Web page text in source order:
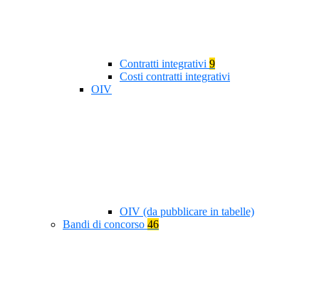
Contratti integrativi 9
Costi contratti integrativi
OIV
OIV (da pubblicare in tabelle)
Bandi di concorso 46